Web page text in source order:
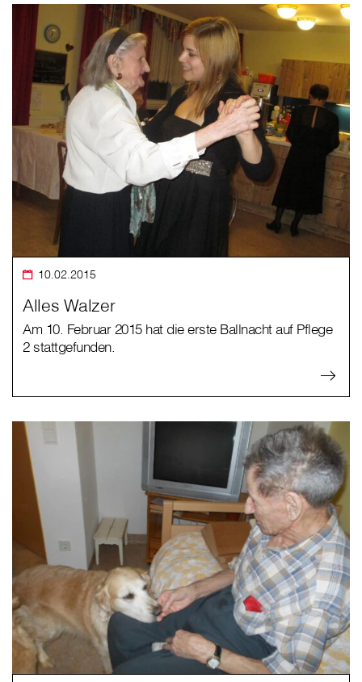
10.02.2015
Alles Walzer
Am 10. Februar 2015 hat die erste Ballnacht auf Pflege
2 stattgefunden.